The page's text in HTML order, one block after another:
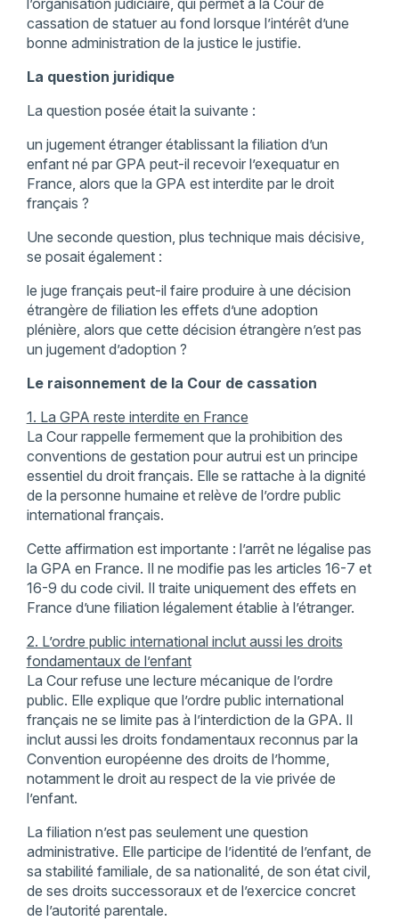
l’organisation judiciaire, qui permet à la Cour de
cassation de statuer au fond lorsque l’intérêt d’une
bonne administration de la justice le justifie.
La question juridique
La question posée était la suivante :
un jugement étranger établissant la filiation d’un
enfant né par GPA peut-il recevoir l’exequatur en
France, alors que la GPA est interdite par le droit
français ?
Une seconde question, plus technique mais décisive,
se posait également :
le juge français peut-il faire produire à une décision
étrangère de filiation les effets d’une adoption
plénière, alors que cette décision étrangère n’est pas
un jugement d’adoption ?
Le raisonnement de la Cour de cassation
1. La GPA reste interdite en France
La Cour rappelle fermement que la prohibition des
conventions de gestation pour autrui est un principe
essentiel du droit français. Elle se rattache à la dignité
de la personne humaine et relève de l’ordre public
international français.
Cette affirmation est importante : l’arrêt ne légalise pas
la GPA en France. Il ne modifie pas les articles 16-7 et
16-9 du code civil. Il traite uniquement des effets en
France d’une filiation légalement établie à l’étranger.
2. L’ordre public international inclut aussi les droits
fondamentaux de l’enfant
La Cour refuse une lecture mécanique de l’ordre
public. Elle explique que l’ordre public international
français ne se limite pas à l’interdiction de la GPA. Il
inclut aussi les droits fondamentaux reconnus par la
Convention européenne des droits de l’homme,
notamment le droit au respect de la vie privée de
l’enfant.
La filiation n’est pas seulement une question
administrative. Elle participe de l’identité de l’enfant, de
sa stabilité familiale, de sa nationalité, de son état civil,
de ses droits successoraux et de l’exercice concret
de l’autorité parentale.